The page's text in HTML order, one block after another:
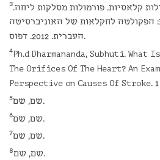
3קלאסיות. פורמולות מסלקות ליחה.
רחובות: הפקולטה לחקלאות של האוניברסיטה
העברית. 2012. דפוס.
4 Ph.d Dharmananda, Subhuti.
The Orifices Of The Heart? An
Perspective on Causes Of Stroke. 1
5 שם, שם.
6 שם, שם.
7 שם, שם.
8 שם, שם.